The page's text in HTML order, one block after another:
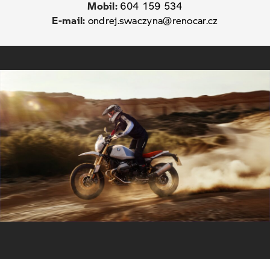
Mobil: 604 159 534
E-mail: ondrej.swaczyna@renocar.cz